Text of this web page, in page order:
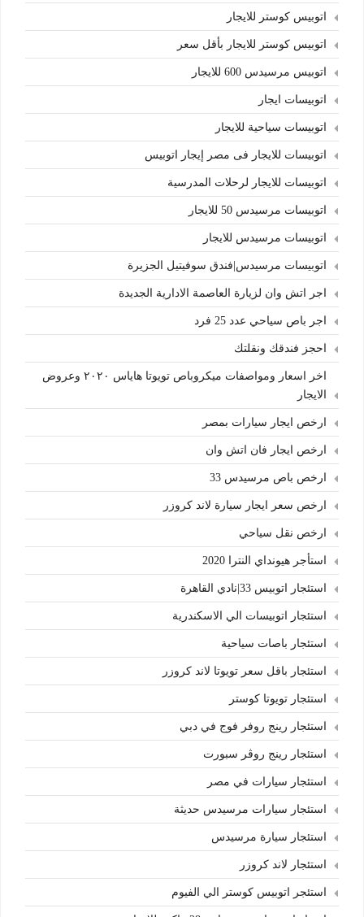
اتوبيس كوستر للايجار
اتوبيس كوستر للايجار بأقل سعر
اتوبيس مرسيدس 600 للايجار
اتوبيسات ايجار
اتوبيسات سياحية للايجار
اتوبيسات للايجار فى مصر إيجار اتوبيس
اتوبيسات للايجار لرحلات المدرسية
اتوبيسات مرسيدس 50 للايجار
اتوبيسات مرسيدس للايجار
اتوبيسات مرسيدس|فندق سوفيتيل الجزيرة
اجر اتش وان لزيارة العاصمة الادارية الجديدة
اجر باص سياحي عدد 25 فرد
احجز فندقك ونقلتك
اخر اسعار ومواصفات ميكروباص تويوتا هاياس ٢٠٢٠ وعروض
الايجار
ارخص ايجار سيارات بمصر
ارخص ايجار فان اتش وان
ارخص باص مرسيدس 33
ارخص سعر ايجار سيارة لاند كروزر
ارخص نقل سياحي
استأجر هيونداي النترا 2020
استئجار اتوبيس 33|نادي القاهرة
استئجار اتوبيسات الي الاسكندرية
استئجار باصات سياحية
استئجار باقل سعر تويوتا لاند كروزر
استئجار تويوتا كوستر
استئجار رينج روفر فوج في دبي
استئجار رينج روڤر سبورت
استئجار سيارات في مصر
استئجار سيارات مرسيدس حديثة
استئجار سيارة مرسيدس
استئجار لاند كروزر
استئجر اتوبيس كوستر الي الفيوم